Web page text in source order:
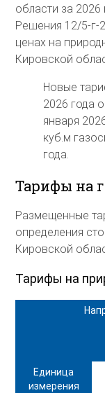
области за
Решения 12/5-г-
ценах на
Кировской
Новые
2026 года
января
куб.м
года.
Тарифы на
Размещенные
определения
Кировской
Тарифы на
Единица
измерения